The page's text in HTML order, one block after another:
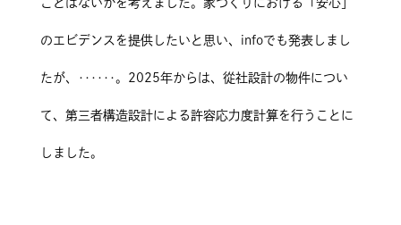
ことはないかを考えました。家づくりにおける「安心」
のエビデンスを提供したいと思い、infoでも発表しまし
たが、‥‥‥。2025年からは、從社設計の物件につい
て、第三者構造設計による許容応力度計算を行うことに
しました。